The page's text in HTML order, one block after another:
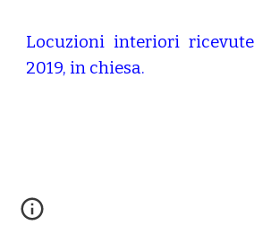
Locuzioni interiori
2019, in chiesa.